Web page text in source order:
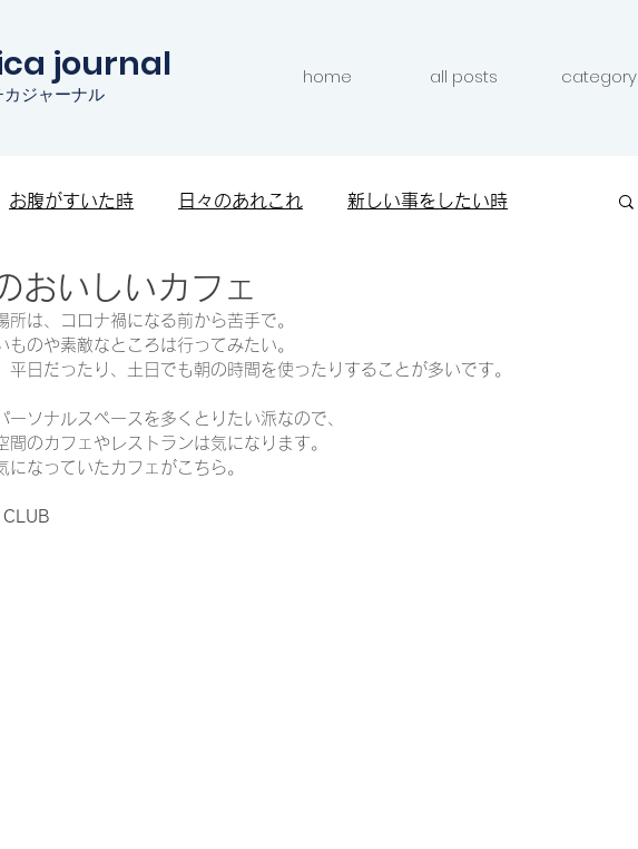
ジャーナル
home all posts category
journal
お腹がすいた時 日々のあれこれ 新しい事をしたい時
たい時 ワクワクしたい時
おいしいカフェ
所は、コロナ禍になる前から苦手で。
ものや素敵なところは行ってみたい。
平日だったり、土日でも朝の時間を使ったりすることが多いです。
ーソナルスペースを多くとりたい派なので、
間のカフェやレストランは気になります。
になっていたカフェがこちら。
CLUB